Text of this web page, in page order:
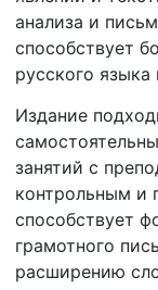
анализа и
способствует
русского
Издание
занятий с
контрольным и
способствует
грамотного
расширению